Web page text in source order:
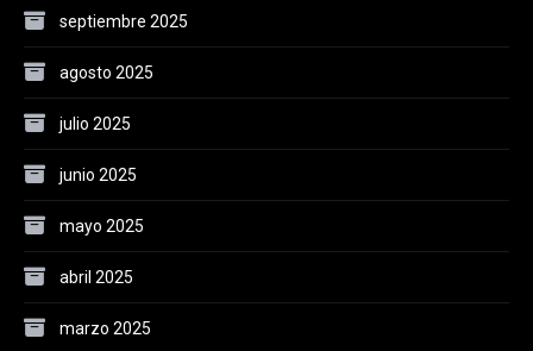
septiembre 2025
agosto 2025
julio 2025
junio 2025
mayo 2025
abril 2025
marzo 2025